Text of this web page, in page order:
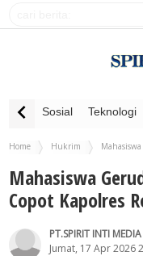
Sosial Teknologi
Home Hukrim
Mahasiswa
Copot Kapolres
PT.SPIRIT INTI MEDIA
Jumat, 17 Apr 2026